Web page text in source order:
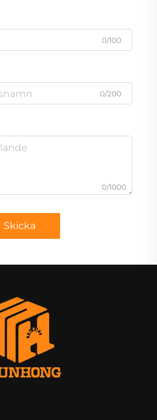
0/100
0/200
0/1000
Skicka